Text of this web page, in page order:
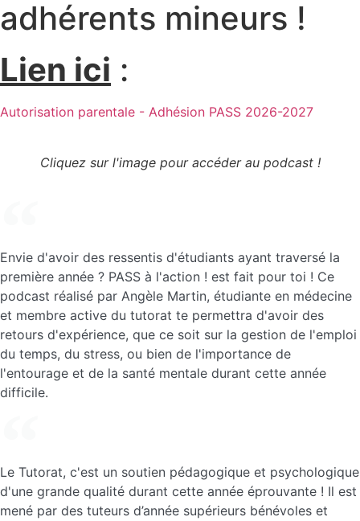
adhérents mineurs !
Lien ici :
Autorisation parentale - Adhésion PASS 2026-2027
Cliquez sur l'image pour accéder au podcast !
Envie d'avoir des ressentis d'étudiants ayant traversé la
première année ? PASS à l'action ! est fait pour toi ! Ce
podcast réalisé par Angèle Martin, étudiante en médecine
et membre active du tutorat te permettra d'avoir des
retours d'expérience, que ce soit sur la gestion de l'emploi
du temps, du stress, ou bien de l'importance de
l'entourage et de la santé mentale durant cette année
difficile.
Le Tutorat, c'est un soutien pédagogique et psychologique
d'une grande qualité durant cette année éprouvante ! Il est
mené par des tuteurs d’année supérieurs bénévoles et